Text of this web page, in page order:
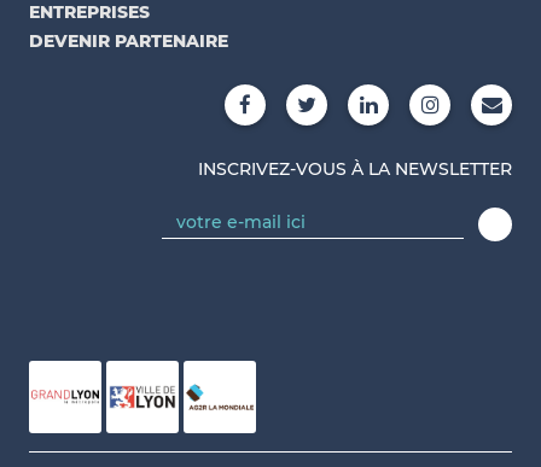
ENTREPRISES
DEVENIR PARTENAIRE
INSCRIVEZ-VOUS À LA NEWSLETTER